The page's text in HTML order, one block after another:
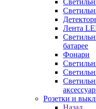
Лента
батарее
Фонари
Розетки и